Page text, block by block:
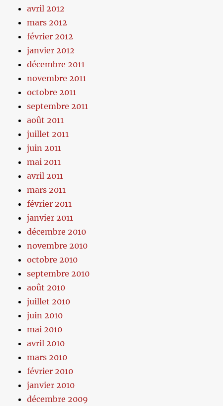
avril 2012
mars 2012
février 2012
janvier 2012
décembre 2011
novembre 2011
octobre 2011
septembre 2011
août 2011
juillet 2011
juin 2011
mai 2011
avril 2011
mars 2011
février 2011
janvier 2011
décembre 2010
novembre 2010
octobre 2010
septembre 2010
août 2010
juillet 2010
juin 2010
mai 2010
avril 2010
mars 2010
février 2010
janvier 2010
décembre 2009